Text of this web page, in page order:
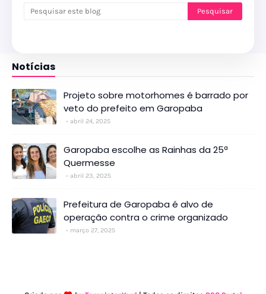
Notícias
Projeto sobre motorhomes é barrado por
veto do prefeito em Garopaba
abril 24, 2025
Garopaba escolhe as Rainhas da 25ª
Quermesse
abril 23, 2025
Prefeitura de Garopaba é alvo de
operação contra o crime organizado
março 27, 2025